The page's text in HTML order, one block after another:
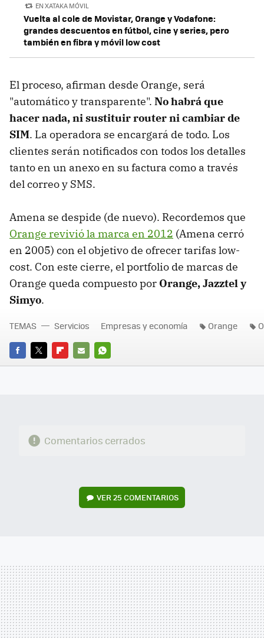
EN XATAKA MÓVIL
Vuelta al cole de Movistar, Orange y Vodafone:
grandes descuentos en fútbol, cine y series, pero
también en fibra y móvil low cost
El proceso, afirman desde Orange, será
"automático y transparente". No habrá que
hacer nada, ni sustituir router ni cambiar de
SIM. La operadora se encargará de todo. Los
clientes serán notificados con todos los detalles
tanto en un anexo en su factura como a través
del correo y SMS.
Amena se despide (de nuevo). Recordemos que
Orange revivió la marca en 2012 (Amena cerró
en 2005) con el objetivo de ofrecer tarifas low-
cost. Con este cierre, el portfolio de marcas de
Orange queda compuesto por Orange, Jazztel y
Simyo.
FACEBOOK
TWITTERFLIPBOARD
E-
WHATSAPP
TEMAS Servicios Empresas y economía Orange
Comentarios cerrados
VER25 COMENTARIOS